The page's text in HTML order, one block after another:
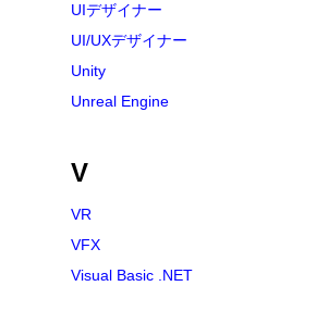
UIデザイナー
UI/UXデザイナー
Unity
Unreal Engine
V
VR
VFX
Visual Basic .NET